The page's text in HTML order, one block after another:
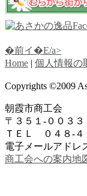
�前イ�E/a>
Home | 個人情報の
Copyrights ©2009
朝霞市商工会
〒３５１-００３
ＴＥＬ ０４８-
電子メールアドレ
商工会への案内地